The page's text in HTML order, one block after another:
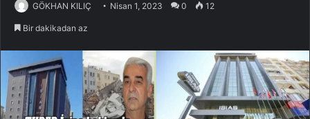
GÖKHAN KILIÇ Nisan 1, 2023 0 12
Bir dakikadan az